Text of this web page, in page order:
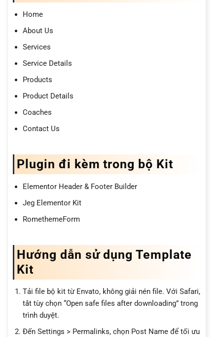
Home
About Us
Services
Service Details
Products
Product Details
Coaches
Contact Us
Plugin đi kèm trong bộ Kit
Elementor Header & Footer Builder
Jeg Elementor Kit
RomethemeForm
Hướng dẫn sử dụng Template
Kit
Tải file bộ kit từ Envato, không giải nén file. Với Safari,
tắt tùy chọn “Open safe files after downloading” trong
trình duyệt.
Đến Settings > Permalinks, chọn Post Name để tối ưu